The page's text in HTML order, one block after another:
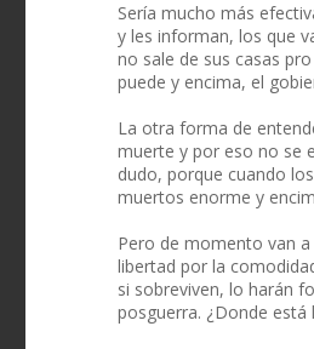
Sería mucho más
y les informan, los que
no sale de sus casas
puede y encima, el
La otra forma de
muerte y por eso no se
dudo, porque cuando
muertos enorme y
Pero de momento van
libertad por la
si sobreviven, lo harán
posguerra. ¿Donde está